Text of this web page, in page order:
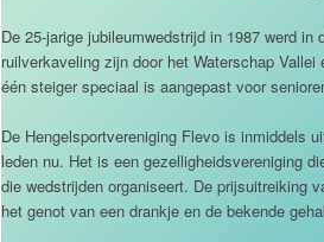
De 25-jarige jubileumwedstrijd in 1987 werd
ruilverkaveling zijn door het Waterschap
één steiger speciaal is aangepast voor
De Hengelsportvereniging Flevo is inmiddels
leden nu. Het is een gezelligheidsvereniging
die wedstrijden organiseert. De prijsuitreiking
het genot van een drankje en de bekende